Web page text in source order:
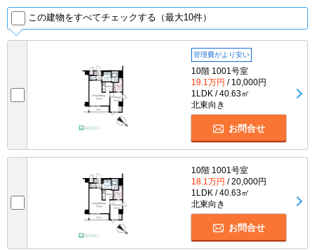
この建物をすべてチェックする（最大10件）
管理費がより安い
10階 1001号室
19.1万円 / 10,000円
1LDK / 40.63㎡
北東向き
お問合せ
10階 1001号室
18.1万円 / 20,000円
1LDK / 40.63㎡
北東向き
お問合せ